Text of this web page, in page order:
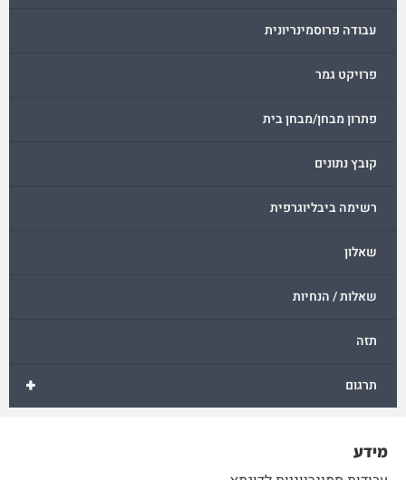
עבודה פרוסמינריונית
פרויקט גמר
פתרון מבחן/מבחן בית
קובץ נתונים
רשימה ביבליוגרפית
שאלון
שאלות / הנחיות
תזה
+ תרגום
מידע